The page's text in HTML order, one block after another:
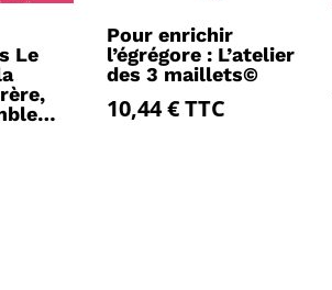
Le
Pour enrichir
l’égrégore : L’atelier
des 3 maillets©
10,44€TTC